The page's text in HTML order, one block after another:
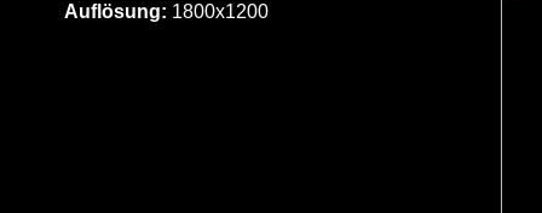
Auflösung: 1800x1200